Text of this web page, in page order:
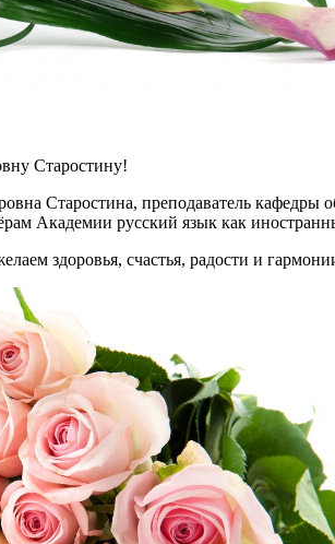
Старостину!
Старостина, преподаватель
Академии русский язык как
здоровья, счастья, радости и